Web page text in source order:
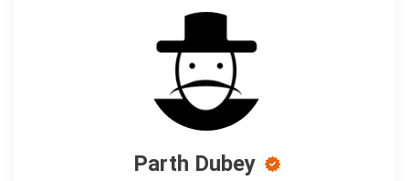
Parth Dubey